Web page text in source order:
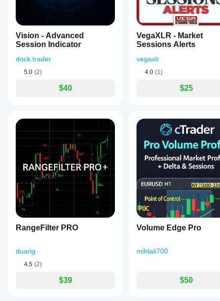
Vision - Advanced
Session Indicator
dock.trader
5.0 (2)
$40
VegaXLR - Market
Sessions Alerts
vegaxlr
4.0 (1)
$25
RangeFilter PRO
duarig
4.5 (2)
$39
Volume Edge Pro
mihlali700
$50